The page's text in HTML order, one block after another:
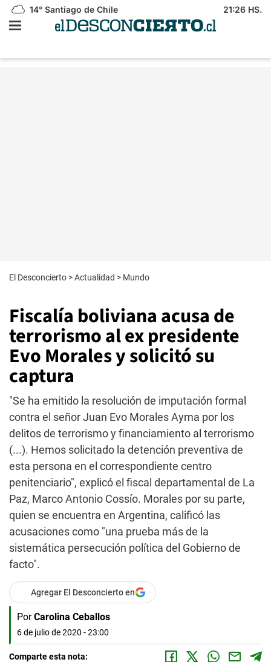
14° Santiago de Chile 21:26 HS.
El Desconcierto >Actualidad > Mundo
Fiscalía boliviana acusa de
terrorismo al ex presidente
Evo Morales y solicitó su
captura
"Se ha emitido la resolución de imputación formal
contra el señor Juan Evo Morales Ayma por los
delitos de terrorismo y financiamiento al terrorismo
(...). Hemos solicitado la detención preventiva de
esta persona en el correspondiente centro
penitenciario", explicó el fiscal departamental de La
Paz, Marco Antonio Cossío. Morales por su parte,
quien se encuentra en Argentina, calificó las
acusaciones como "una prueba más de la
sistemática persecución política del Gobierno de
facto".
Agregar El Desconcierto en
Por Carolina Ceballos
6 de julio de 2020 - 23:00
Comparte esta nota: